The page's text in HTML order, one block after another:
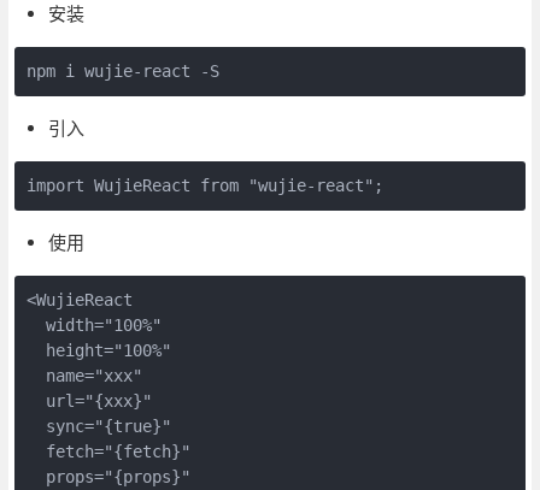
安装
npm i wujie-react -S
引入
import WujieReact from "wujie-react";
使用
<WujieReact
  width="100%"
  height="100%"
  name="xxx"
  url="{xxx}"
  sync="{true}"
  fetch="{fetch}"
  props="{props}"